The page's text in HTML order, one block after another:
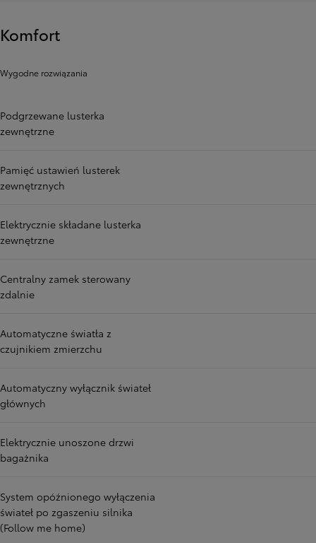
Komfort
Wygodne rozwiązania
Podgrzewane lusterka
zewnętrzne
Pamięć ustawień lusterek
zewnętrznych
Elektrycznie składane lusterka
zewnętrzne
Centralny zamek sterowany
zdalnie
Automatyczne światła z
czujnikiem zmierzchu
Automatyczny wyłącznik świateł
głównych
Elektrycznie unoszone drzwi
bagażnika
System opóźnionego wyłączenia
świateł po zgaszeniu silnika
(Follow me home)